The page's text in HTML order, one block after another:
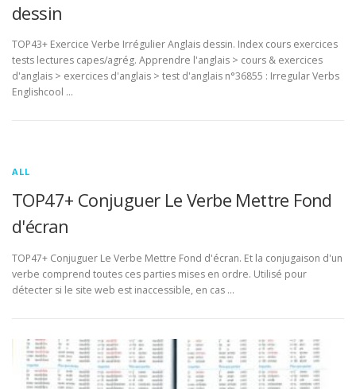
dessin
TOP43+ Exercice Verbe Irrégulier Anglais dessin. Index cours exercices
tests lectures capes/agrég. Apprendre l'anglais > cours & exercices
d'anglais > exercices d'anglais > test d'anglais n°36855 : Irregular Verbs
Englishcool …
ALL
TOP47+ Conjuguer Le Verbe Mettre Fond
d'écran
TOP47+ Conjuguer Le Verbe Mettre Fond d'écran. Et la conjugaison d'un
verbe comprend toutes ces parties mises en ordre. Utilisé pour
détecter si le site web est inaccessible, en cas …